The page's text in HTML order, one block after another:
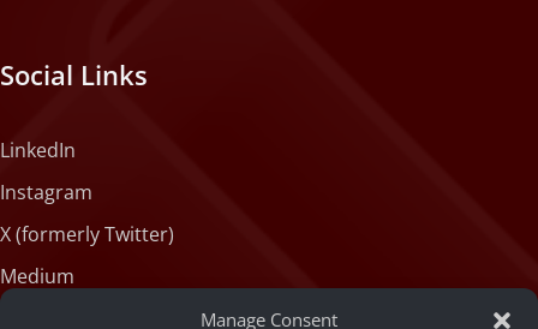
Manage Consent
Social Links
LinkedIn
Instagram
X (formerly Twitter)
Medium